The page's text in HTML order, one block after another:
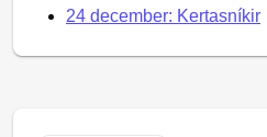
24 december: Kertasníkir